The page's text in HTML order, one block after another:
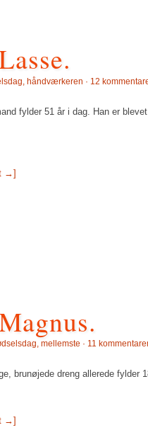
håndværkeren · 12
fylder 51 år i dag. Han er
→]
, mellemste · 11
brunøjede dreng allerede
→]